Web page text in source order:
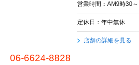
営業時間：AM9時30
定休日：年中無休
店舗の詳細を見る
06-6624-8828